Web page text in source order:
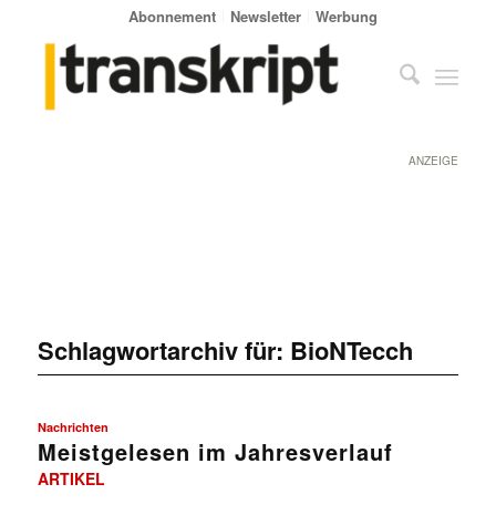
Abonnement Newsletter Werbung
ANZEIGE
Schlagwortarchiv für: BioNTecch
Nachrichten
Meistgelesen im Jahresverlauf
ARTIKEL